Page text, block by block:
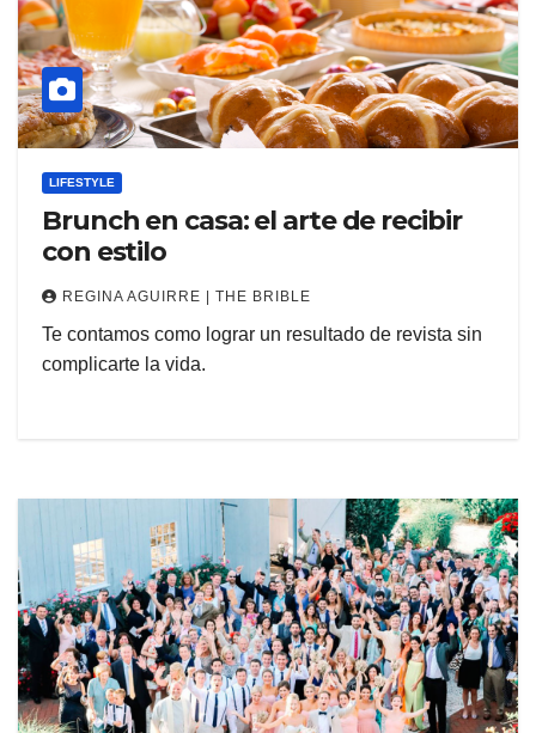
LIFESTYLE
Brunch en casa: el arte de recibir
con estilo
REGINA AGUIRRE | THE BRIBLE
Te contamos como lograr un resultado de revista sin
complicarte la vida.